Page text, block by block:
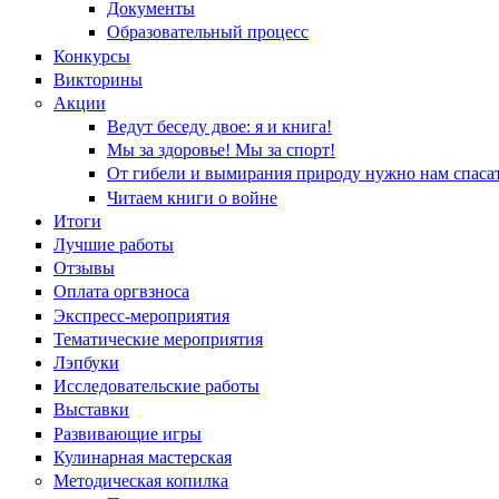
Документы
Образовательный процесс
Конкурсы
Викторины
Акции
Ведут беседу двое: я и книга!
Мы за здоровье! Мы за спорт!
От гибели и вымирания природу нужно нам
Читаем книги о войне
Итоги
Лучшие работы
Отзывы
Оплата оргвзноса
Экспресс-мероприятия
Тематические мероприятия
Лэпбуки
Исследовательские работы
Выставки
Развивающие игры
Кулинарная мастерская
Методическая копилка